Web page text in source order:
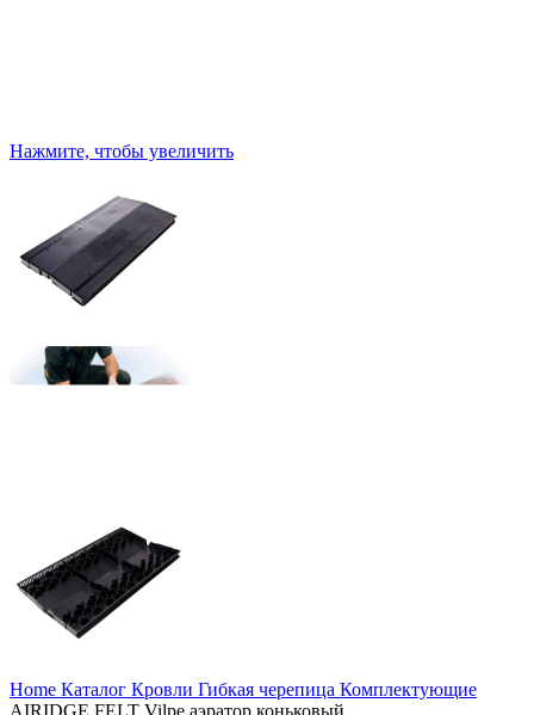
Нажмите, чтобы увеличить
Home Каталог Кровли Гибкая черепица Комплектующие
AIRIDGE FELT Vilpe аэратор коньковый